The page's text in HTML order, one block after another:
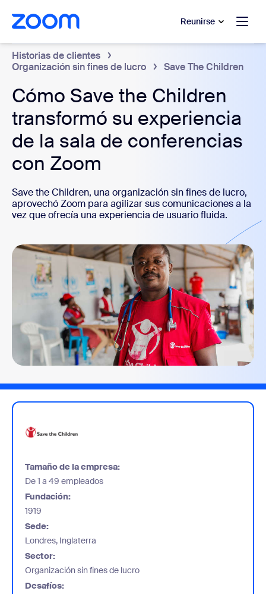
contenido principal
al chat de ayuda Reunirse
Historias de clientes
Organización sin fines de lucro
Save The Children
Cómo Save the Children
transformó su experiencia
de la sala de conferencias
con Zoom
Save the Children, una organización sin fines de lucro,
aprovechó Zoom para agilizar sus comunicaciones a la
vez que ofrecía una experiencia de usuario fluida.
Tamaño de la empresa:
De 1 a 49 empleados
Fundación:
1919
Sede:
Londres, Inglaterra
Sector:
Organización sin fines de lucro
Desafíos: